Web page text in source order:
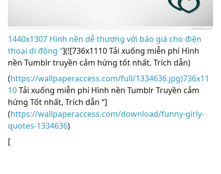
1440x1307 Hình nền dễ thương với báo giá cho điện
thoại di động “](![736x1110 Tải xuống miễn phí Hình
nền Tumblr truyền cảm hứng tốt nhất, Trích dẫn)
(https://wallpaperaccess.com/full/1334636.jpg)736x11
10Tải xuống miễn phí Hình nền Tumblr Truyền cảm
hứng Tốt nhất, Trích dẫn “]
(https://wallpaperaccess.com/download/funny-girly-
quotes-1334636)
[